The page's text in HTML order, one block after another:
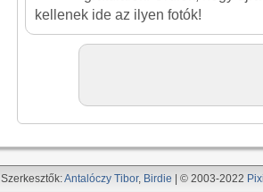
kellenek ide az ilyen fotók!
Szerkesztők:Antalóczy Tibor, Birdie | © 2003-2022